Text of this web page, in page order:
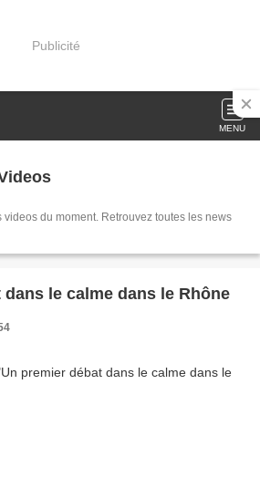
Publicité
MENU
videos du moment. Retrouvez toutes les news
le calme dans le Rhône